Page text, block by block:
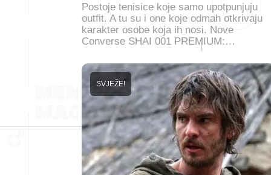
Postoje tenisice koje samo upotpunjuju
outfit. A tu su i one koje odmah otkrivaju
karakter osobe koja ih nosi. Nove
Converse SHAI 001 PREMIUM:…
SVJEŽE!